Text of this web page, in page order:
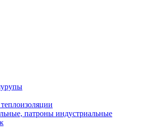
патроны индустриальные